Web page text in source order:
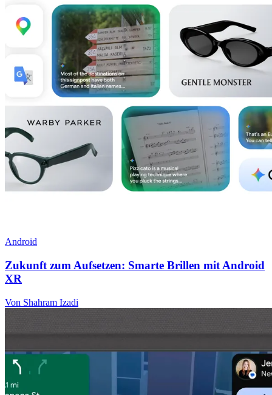
Android
Zukunft zum Aufsetzen: Smarte Brillen mit Android
XR
Von Shahram Izadi